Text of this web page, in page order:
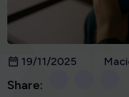
19/11/2025
Share: